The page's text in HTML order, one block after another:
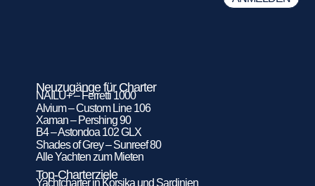
Neuzugänge für Charter
NAILU+ – Ferretti 1000
Alvium – Custom Line 106
Xaman – Pershing 90
B4 – Astondoa 102 GLX
Shades of Grey – Sunreef 80
Alle Yachten zum Mieten
Top-Charterziele
Yachtcharter in Korsika und Sardinien